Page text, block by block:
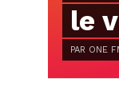
le
PAR ONE